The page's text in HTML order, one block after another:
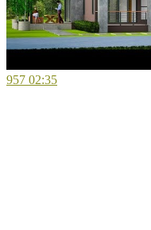
957 02:35